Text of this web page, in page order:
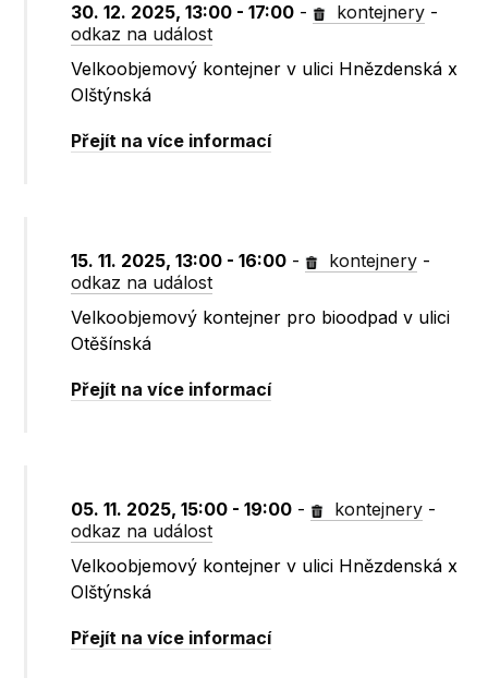
30. 12. 2025, 13:00 - 17:00 - kontejnery -
odkaz na událost
Velkoobjemový kontejner v ulici Hnězdenská x
Olštýnská
Přejít na více informací
15. 11. 2025, 13:00 - 16:00 - kontejnery -
odkaz na událost
Velkoobjemový kontejner pro bioodpad v ulici
Otěšínská
Přejít na více informací
05. 11. 2025, 15:00 - 19:00 - kontejnery -
odkaz na událost
Velkoobjemový kontejner v ulici Hnězdenská x
Olštýnská
Přejít na více informací